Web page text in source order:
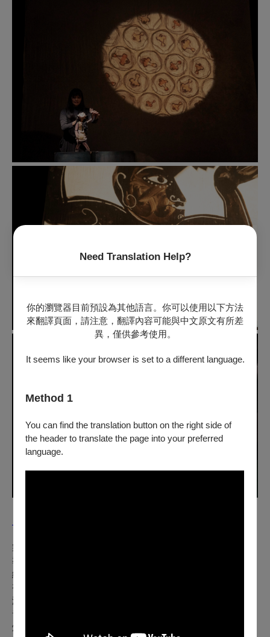
Need Translation Help?
你的瀏覽器目前預設為其他語言。你可以使用以下方法
來翻譯頁面，請注意，翻譯內容可能與中文原文有所差
異，僅供參考使用。
It seems like your browser is set to a different language.
Method 1
You can find the translation button on the right side of
the header to translate the page into your preferred
language.
製作人：莊菀萍
導演·偶戲設計：石佩玉
編劇：周蓉詩
視覺統籌、美術設計：呂絲蓮·額貝哈Ghislaine Herbéra
演員：劉毓真、于明珠、王詩琪
音樂設計：王榆鈞
燈光設計：曾彥婷